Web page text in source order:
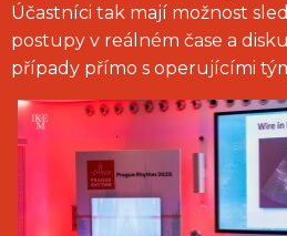
Účastníci tak mají možnost
postupy v reálném čase a
případy přímo s operujícími